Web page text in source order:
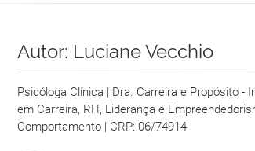
Autor: Luciane Vecchio
Psicóloga Clínica | Dra. Carreira e Propósito -
em Carreira, RH, Liderança e
Comportamento | CRP: 06/74914